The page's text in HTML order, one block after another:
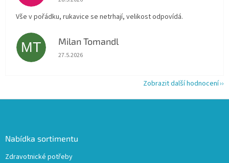
Vše v pořádku, rukavice se netrhají, velikost odpovídá.
MT Milan Tomandl
Hodnocení obchodu je 5 z 5 hvězdiček.
27.5.2026
Zobrazit další hodnocení
Nabídka sortimentu
Zdravotnické potřeby